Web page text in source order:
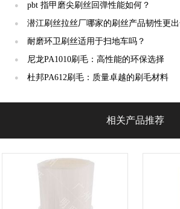
● pbt 指甲磨尖刷丝回弹性能如何？
● 潜江刷丝拉丝厂哪家的刷丝产品韧性更出
● 耐磨环卫刷丝适用于扫地车吗？
● 尼龙PA1010刷毛：高性能的环保选择
● 杜邦PA612刷毛：质量卓越的刷毛材料
相关产品推荐